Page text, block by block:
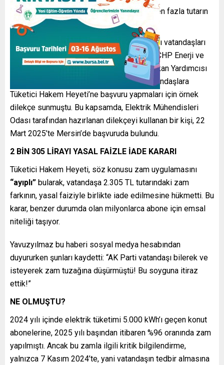
Heyet, başvuruda bulunan vatandaşa, ödenen fazla tutarın
faiziyle birlikte iade edilmesine karar verdi.
Elektrik faturalarındaki yüksek artışlara karşı vatandaşları
bilgilendiren ve hukuki mücadele başlatan CHP Enerji ve
Altyapı Politikalarından Sorumlu Genel Başkan Yardımcısı
Deniz Yavuzyılmaz, geçtiğimiz aylarda vatandaşlara
Tüketici Hakem Heyeti’ne başvuru yapmaları için örnek
dilekçe sunmuştu. Bu kapsamda, Elektrik Mühendisleri
Odası tarafından hazırlanan dilekçeyi kullanan bir kişi, 22
Mart 2025’te Mersin’de başvuruda bulundu.
2 BİN 305 LİRAYI YASAL FAİZLE İADE KARARI
Tüketici Hakem Heyeti, söz konusu zam uygulamasını
“ayıplı” bularak, vatandaşa 2.305 TL tutarındaki zam
farkının, yasal faiziyle birlikte iade edilmesine hükmetti. Bu
karar, benzer durumda olan milyonlarca abone için emsal
niteliği taşıyor.
Yavuzyılmaz bu haberi sosyal medya hesabından
duyururken şunları kaydetti: “AK Parti vatandaşı bilerek ve
isteyerek zam tuzağına düşürmüştü! Bu soyguna itiraz
ettik!”
NE OLMUŞTU?
2024 yılı içinde elektrik tüketimi 5.000 kWh’ı geçen konut
abonelerine, 2025 yılı başından itibaren %96 oranında zam
yapılmıştı. Ancak bu zamla ilgili kritik bilgilendirme,
yalnızca 7 Kasım 2024’te, yani vatandaşın tedbir almasına